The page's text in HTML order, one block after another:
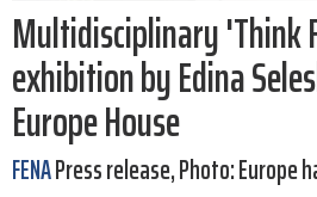
Multidisciplinary 'Think
exhibition by Edina
Europe House
FENAPress release, Photo: Europe